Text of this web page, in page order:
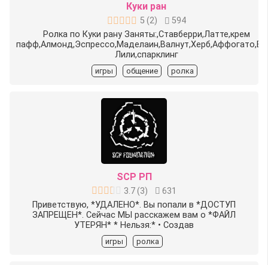
Куки ран
5 (2)
594
Ролка по Куки рану Заняты:,Ставберри,Латте,крем
Лили,спарклинг
игры общение ролка
SCP РП
3.7(3)
631
Приветствую, *УДАЛЕНО*. Вы попали в *ДОСТУП
ЗАПРЕЩЕН*. Сейчас МЫ расскажем вам о *ФАЙЛ
УТЕРЯН* *️ Нельзя:️* • Создав
игры ролка